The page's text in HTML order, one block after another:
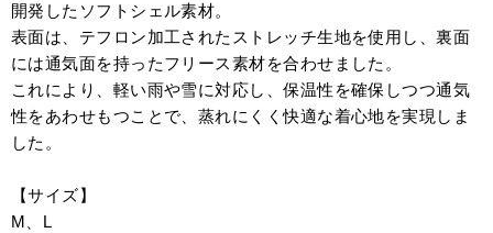
開発したソフトシェル素材。
表面は、テフロン加工されたストレッチ生地を使用し、裏面
には通気面を持ったフリース素材を合わせました。
これにより、軽い雨や雪に対応し、保温性を確保しつつ通気
性をあわせもつことで、蒸れにくく快適な着心地を実現しま
した。
【サイズ】
M、L